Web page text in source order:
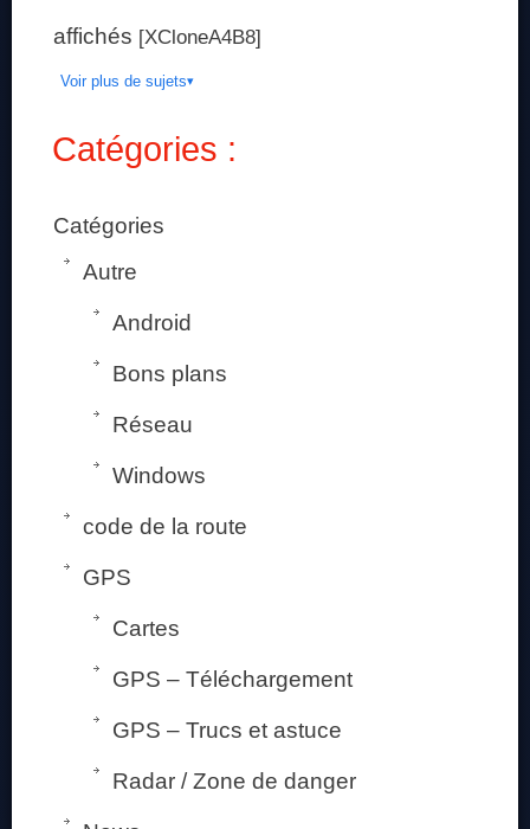
affichés [XCloneA4B8]
Voir plus de sujets
Catégories :
Catégories
Autre
Android
Bons plans
Réseau
Windows
code de la route
GPS
Cartes
GPS – Téléchargement
GPS – Trucs et astuce
Radar / Zone de danger